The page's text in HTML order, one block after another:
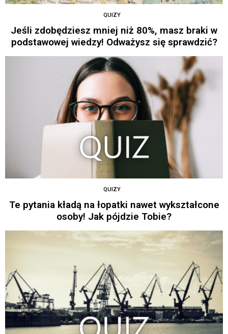
QUIZY
Jeśli zdobędziesz mniej niż 80%, masz braki w
podstawowej wiedzy! Odważysz się sprawdzić?
QUIZY
Te pytania kładą na łopatki nawet wykształcone
osoby! Jak pójdzie Tobie?